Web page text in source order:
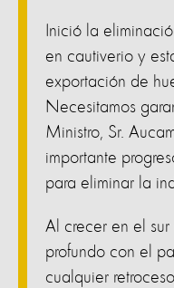
Inició la
en cautiverio y
exportación de
Necesitamos
Ministro, Sr.
importante
para eliminar la
Al crecer en el
profundo con el
cualquier